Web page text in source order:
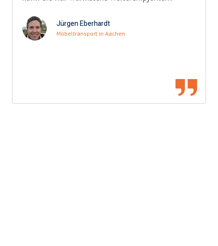
Jürgen Eberhardt
Möbeltransport in Aachen